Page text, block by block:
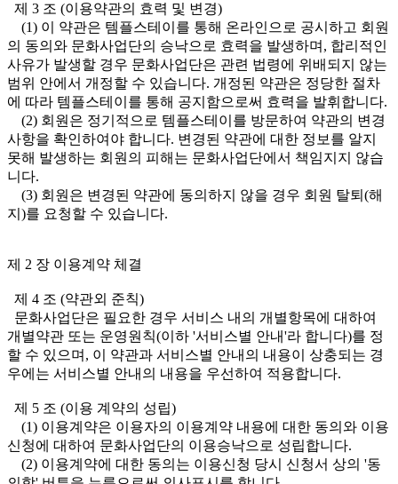
제 3 조 (이용약관의 효력 및 변경)
(1) 이 약관은 템플스테이를 통해 온라인으로 공시하고 회원
의 동의와 문화사업단의 승낙으로 효력을 발생하며, 합리적인
사유가 발생할 경우 문화사업단은 관련 법령에 위배되지 않는
범위 안에서 개정할 수 있습니다. 개정된 약관은 정당한 절차
에 따라 템플스테이를 통해 공지함으로써 효력을 발휘합니다.
(2) 회원은 정기적으로 템플스테이를 방문하여 약관의 변경
사항을 확인하여야 합니다. 변경된 약관에 대한 정보를 알지
못해 발생하는 회원의 피해는 문화사업단에서 책임지지 않습
니다.
(3) 회원은 변경된 약관에 동의하지 않을 경우 회원 탈퇴(해
지)를 요청할 수 있습니다.
제 2 장 이용계약 체결
제 4 조 (약관외 준칙)
문화사업단은 필요한 경우 서비스 내의 개별항목에 대하여
개별약관 또는 운영원칙(이하 '서비스별 안내'라 합니다)를 정
할 수 있으며, 이 약관과 서비스별 안내의 내용이 상충되는 경
우에는 서비스별 안내의 내용을 우선하여 적용합니다.
제 5 조 (이용 계약의 성립)
(1) 이용계약은 이용자의 이용계약 내용에 대한 동의와 이용
신청에 대하여 문화사업단의 이용승낙으로 성립합니다.
(2) 이용계약에 대한 동의는 이용신청 당시 신청서 상의 '동